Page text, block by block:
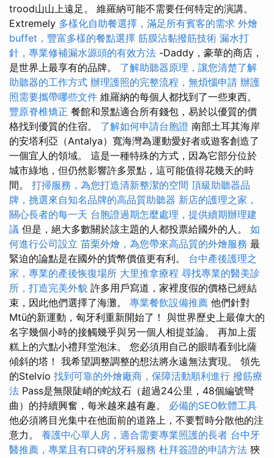
trood山山上遠足。 維羅納可能不需要任何特定的演講。
Extremely 多樣化自助餐選擇，滿足所有賓客的需求 外燴
buffet，豐富多樣的餐點選擇 筋膜沾黏撥筋技術 漏水打
針，專業修補漏水源頭的有效方法 -Daddy，豪華的商店，
是世界上最享有的品牌。 了解助聽器原理，讓您清楚了解
助聽器的工作方式 辦理護照的完整流程，無煩惱申請 辦護
照需要攜帶哪些文件 維羅納的每個人都找到了一些東西。
豐原脊椎矯正 餐館和景點適合所有錢包，易於以優質的價
格找到優質的住宿。 了解如何申請台胞證 南部土耳其海岸
的安塔利亞（Antalya）寬海灣為運動愛好者或遊客創造了
一個宜人的領域。 這是一種特殊的方式，因為它部分位於
城市綠地，但仍然影響許多景點，這可能值得花幾天的時
間。 打掃服務，為您打造清新整潔的空間 頂級助聽器品
牌，挑選來自知名品牌的高品質助聽器 新店的護理之家，
關心長者的每一天 台胞證過期怎麼處理，提供續期辦理建
議 但是，絕大多數關於該主題的人都投票給國外的人。 如
何進行公司設立 苗栗外燴，為您帶來高品質的外燴服務 最
緊迫的論點是在國外的貨幣價值更有利。 台中產後護理之
家，專業的產後恢復場所 大里推拿療程 尋找專業的醫美診
所，打造完美外貌 許多用戶寫道，家裡度假的價格已經結
束，因此他們選擇了海灘。 專業餐飲設備推薦 他們針對
Mtü的新運動，匈牙利重新開始了！ 與世界歷史上最偉大的
名字幾個小時的接觸幾乎與另一個人相提並論。 再加上蛋
糕上的六點小禮拜堂泡沫。 您必須用自己的眼睛看到比薩
傾斜的塔！ 我希望調整調整的想法將永遠無法實現。 領先
的Stelvio 找到可靠的外燴廠商，保障活動順利進行 撥筋療
法 Pass是無限陡峭的蛇紋石（超過24公里，48個編號彎
曲）的持續興奮，每米越來越有趣。 必備的SEO軟體工具
他必須將目光集中在他面前的道路上，不要暫時分散他的注
意力。 養護中心單人房，適合需要專業照護的長者 台中牙
醫推薦，專業且有口碑的牙科服務 杜拜簽證的申請方法 狹